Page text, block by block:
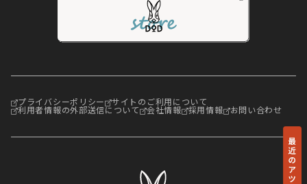
プライバシーポリシー サイトのご利用について
利用者情報の外部送信について 会社情報 採用情報 お問い合わせ